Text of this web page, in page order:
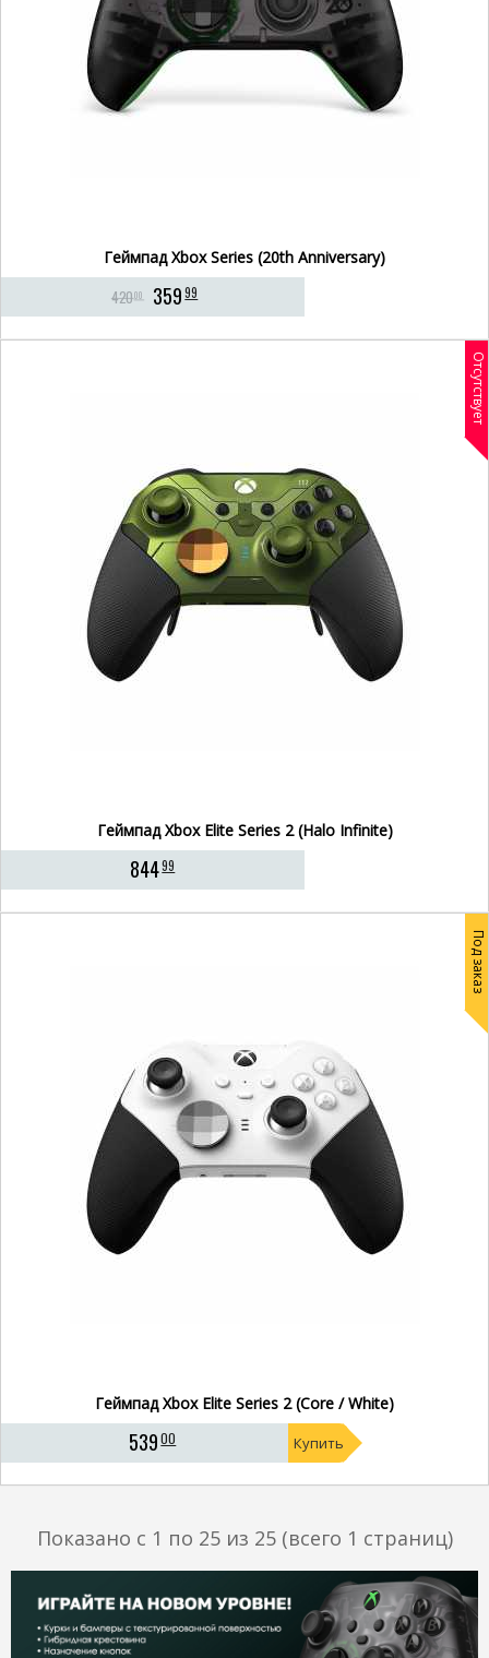
Геймпад Xbox Series (20th Anniversary)
42000 35999
Отсутствует
Геймпад Xbox Elite Series 2 (Halo Infinite)
84499
Под заказ
Геймпад Xbox Elite Series 2 (Core / White)
53900 Купить
Показано с 1 по 25 из 25 (всего 1 страниц)